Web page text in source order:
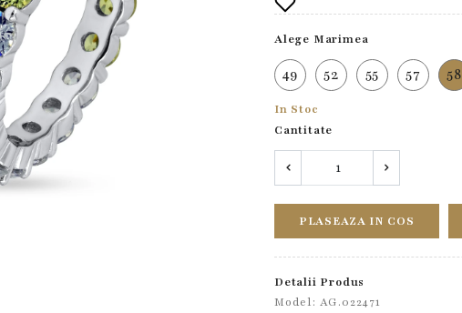
Alege Marimea
49 52 55 57 58
In Stoc
Cantitate
PLASEAZA IN COS
Detalii Produs
Model: AG.022471